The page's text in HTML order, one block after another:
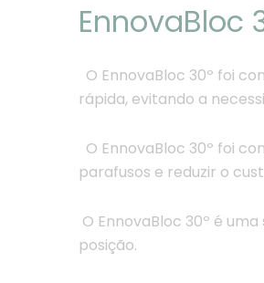
EnnovaBloc
O EnnovaBloc 30º foi
rápida, evitando a
O EnnovaBloc 30º foi
parafusos e reduzir o
O EnnovaBloc 30º é
posição.